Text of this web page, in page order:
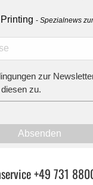
Spezialnews
zur
zu.
Absenden
+49 731